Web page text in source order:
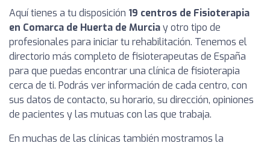
Aquí tienes a tu disposición 19 centros de Fisioterapia
en Comarca de Huerta de Murciay otro tipo de
profesionales para iniciar tu rehabilitación. Tenemos el
directorio más completo de fisioterapeutas de España
para que puedas encontrar una clínica de fisioterapia
cerca de ti. Podrás ver información de cada centro, con
sus datos de contacto, su horario, su dirección, opiniones
de pacientes y las mutuas con las que trabaja.
En muchas de las clínicas también mostramos la